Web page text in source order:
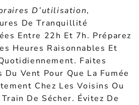
D’utilisation,
De Tranquillité
Entre 22h Et 7h. Préparez
Heures Raisonnables Et
Faites
Vent Pour Que La Fumée
Chez Les Voisins Ou
De Sécher. Évitez De